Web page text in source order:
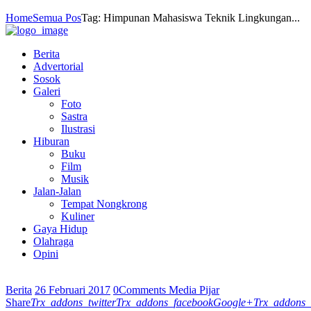
HomeSemua PosTag: Himpunan Mahasiswa Teknik Lingkungan...
Berita
Advertorial
Sosok
Galeri
Foto
Sastra
Ilustrasi
Hiburan
Buku
Film
Musik
Jalan-Jalan
Tempat Nongkrong
Kuliner
Gaya Hidup
Olahraga
Opini
Berita 26 Februari 2017 0Comments Media Pijar
ShareTrx_addons_twitterTrx_addons_facebookGoogle+